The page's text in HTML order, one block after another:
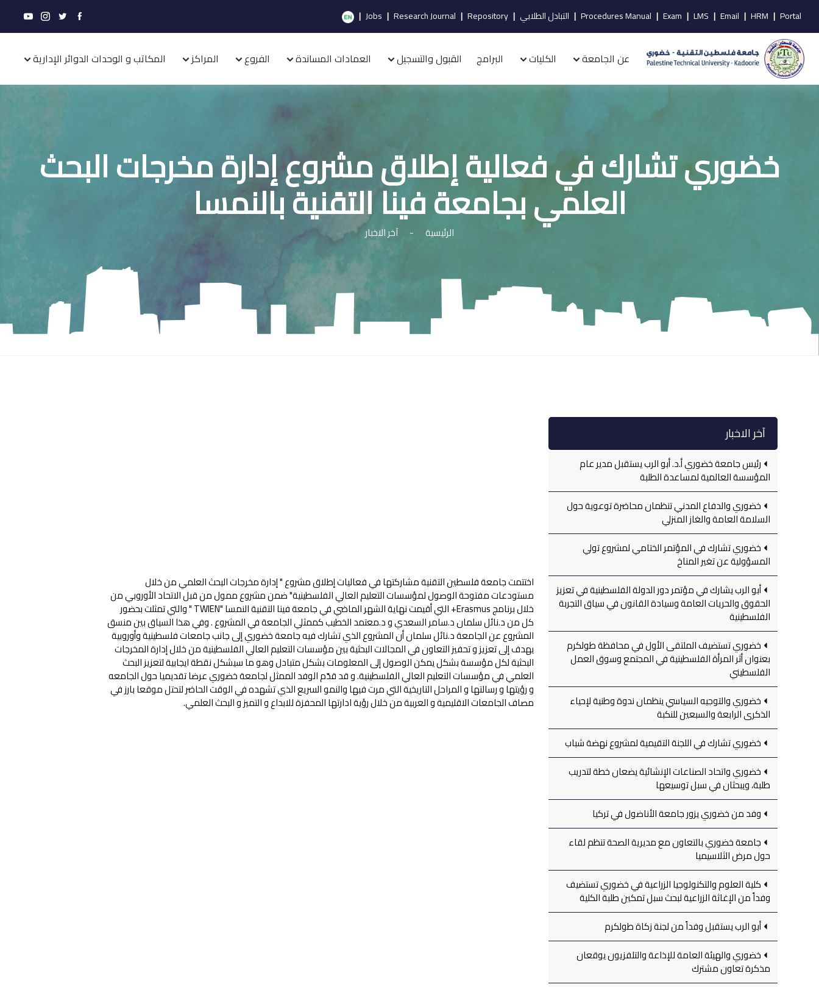
Portal
|
HRM
|
Email
|
LMS
|
Exam
|
Procedures Manual
| التبادل الطلابي |
Repository
|
Research Journal
|
Jobs
|
عن الجامعة الكليات البرامج القبول والتسجيل العمادات المساندة الفروع المراكز المكاتب و الوحدات الدوائر الإدارية
خضوري تشارك في فعالية إطلاق مشروع إدارة مخرجات البحث
العلمي بجامعة فينا التقنية بالنمسا
الرئيسية - آخر الاخبار
آخر الاخبار
رئيس جامعة خضوري أ.د. أبو الرب يستقبل مدير عام
المؤسسة العالمية لمساعدة الطلبة
خضوري والدفاع المدني تنظمان محاضرة توعوية حول
السلامة العامة والغاز المنزلي
خضوري تشارك في المؤتمر الختامي لمشروع تولي
المسؤولية عن تغير المناخ
أبو الرب يشارك في مؤتمر دور الدولة الفلسطينية في تعزيز
الحقوق والحريات العامة وسيادة القانون في سياق التجربة
الفلسطينية
خضوري تستضيف الملتقى الأول في محافظة طولكرم
بعنوان أثر المرأة الفلسطينية في المجتمع وسوق العمل
الفلسطيني
خضوري والتوجيه السياسي ينظمان ندوة وطنية لإحياء
الذكرى الرابعة والسبعين للنكبة
خضوري تشارك في اللجنة التقيمية لمشروع نهضة شباب
خضوري واتحاد الصناعات الإنشائية يضعان خطة لتدريب
طلبة، ويبحثان في سبل توسيعها
وفد من خضوري يزور جامعة الأناضول في تركيا
جامعة خضوري بالتعاون مع مديرية الصحة تنظم لقاء
حول مرض الثلاسيميا
كلية العلوم والتكنولوجيا الزراعية في خضوري تستضيف
وفداً من الإغاثة الزراعية لبحث سبل تمكين طلبة الكلية
أبو الرب يستقبل وفداً من لجنة زكاة طولكرم
خضوري والهيئة العامة للإذاعة والتلفزيون يوقعان
مذكرة تعاون مشترك
اختتمت جامعة فلسطين التقنية مشاركتها في فعاليات إطلاق مشروع " إدارة مخرجات البحث العلمي من خلال
مستودعات مفتوحة الوصول لمؤسسات التعليم العالي الفلسطينية" ضمن مشروع ممول من قبل الاتحاد الأوروبي من
خلال برنامج Erasmus+ التي أقيمت نهاية الشهر الماضي في جامعة فينا التقنية النمسا "TWIEN " والتي تمثلت بحضور
كل من د.نائل سلمان د.سامر السعدي و د.معتمد الخطيب كممثلي الجامعة في المشروع . وفي هذا السياق بين منسق
المشروع عن الجامعة د.نائل سلمان أن المشروع الذي تشارك فيه جامعة خضوري إلى جانب جامعات فلسطينية وأوروبية
يهدف إلى تعزيز و تحفيز التعاون في المجالات البحثية بين مؤسسات التعليم العالي الفلسطينية من خلال إدارة المخرجات
البحثية لكل مؤسسة بشكل يمكن الوصول إلى المعلومات بشكل متبادل وهو ما سيشكل نقطة ايجابية لتعزيز البحث
العلمي في مؤسسات التعليم العالي الفلسطينية. و قد قدّم الوفد الممثل لجامعة خضوري عرضا تقديميا حول الجامعه
و رؤيتها و رسالتها و المراحل التاريخية التي مرت فيها والنمو السريع الذي تشهده في الوقت الحاضر لتحتل موقعا بارز في
مصاف الجامعات الاقليمية و العربية من خلال رؤية ادارتها المحفزة للابداع و التميز و البحث العلمي.